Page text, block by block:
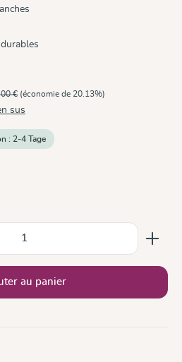
€ (économie de 20.13%)
sus
: 2-4 Tage
la quantité souhaitée
au panier